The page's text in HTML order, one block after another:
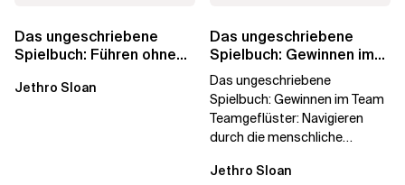
Das ungeschriebene
Spielbuch: Führen ohne
Jethro Sloan
Das ungeschriebene
Spielbuch: Gewinnen im
Team
Das ungeschriebene
Spielbuch: Gewinnen im Team
Teamgeflüster: Navigieren
durch die menschliche
vorbereitet hat „Wir...
Jethro Sloan